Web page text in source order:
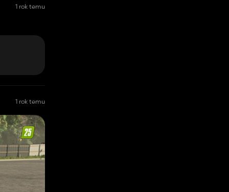
1 rok temu
1 rok temu